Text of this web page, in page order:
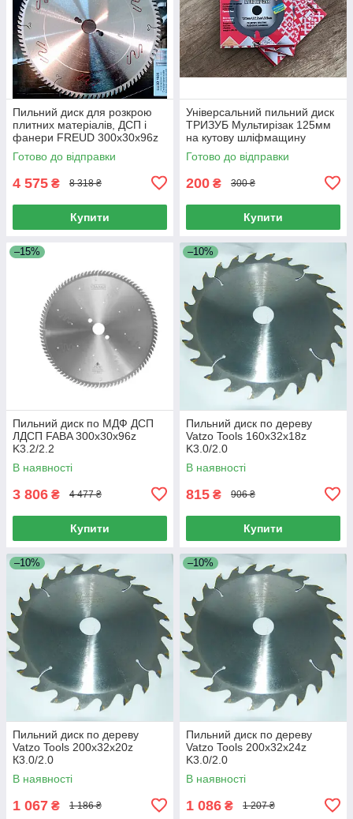
Пильний диск для розкрою
плитних матеріалів, ДСП і
фанери FREUD 300х30х96z
K3.2/2.2 (LU3D-1500)
Готово до відправки
4 575 ₴ 8 318 ₴
Купити
Універсальний пильний диск
ТРИЗУБ Мультирізак 125мм
на кутову шліфмащину
(КШМ) (TRZ-125)
Готово до відправки
200 ₴ 300 ₴
Купити
–15%
Пильний диск по МДФ ДСП
ЛДСП FABA 300x30x96z
K3.2/2.2
В наявності
3 806 ₴ 4 477 ₴
Купити
–10%
Пильний диск по дереву
Vatzo Tools 160x32x18z
K3.0/2.0
В наявності
815 ₴ 906 ₴
Купити
–10%
Пильний диск по дереву
Vatzo Tools 200x32x20z
К3.0/2.0
В наявності
1 067 ₴ 1 186 ₴
–10%
Пильний диск по дереву
Vatzo Tools 200x32x24z
K3.0/2.0
В наявності
1 086 ₴ 1 207 ₴